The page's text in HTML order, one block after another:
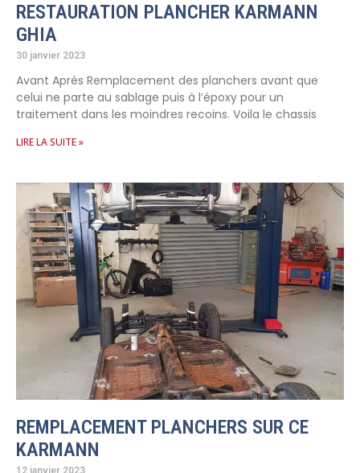
RESTAURATION PLANCHER KARMANN
GHIA
30 janvier 2023
Avant Après Remplacement des planchers avant que
celui ne parte au sablage puis à l’époxy pour un
traitement dans les moindres recoins. Voila le chassis
LIRE LA SUITE »
REMPLACEMENT PLANCHERS SUR CE
KARMANN
12 janvier 2023